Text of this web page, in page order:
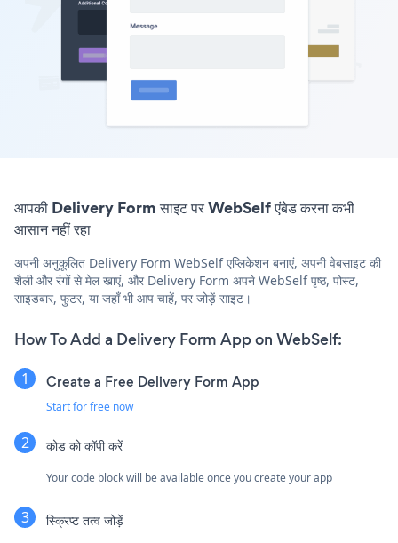
आपकी Delivery Form साइट पर WebSelf एंबेड करना कभी
आसान नहीं रहा
अपनी अनुकूलित Delivery Form WebSelf एप्लिकेशन बनाएं, अपनी वेबसाइट की
शैली और रंगों से मेल खाएं, और Delivery Form अपने WebSelf पृष्ठ, पोस्ट,
साइडबार, फुटर, या जहाँ भी आप चाहें, पर जोड़ें साइट।
How To Add a Delivery Form App on WebSelf:
Create a Free Delivery Form App
Start for free now
कोड को कॉपी करें
Your code block will be available once you create your app
स्क्रिप्ट तत्व जोड़ें